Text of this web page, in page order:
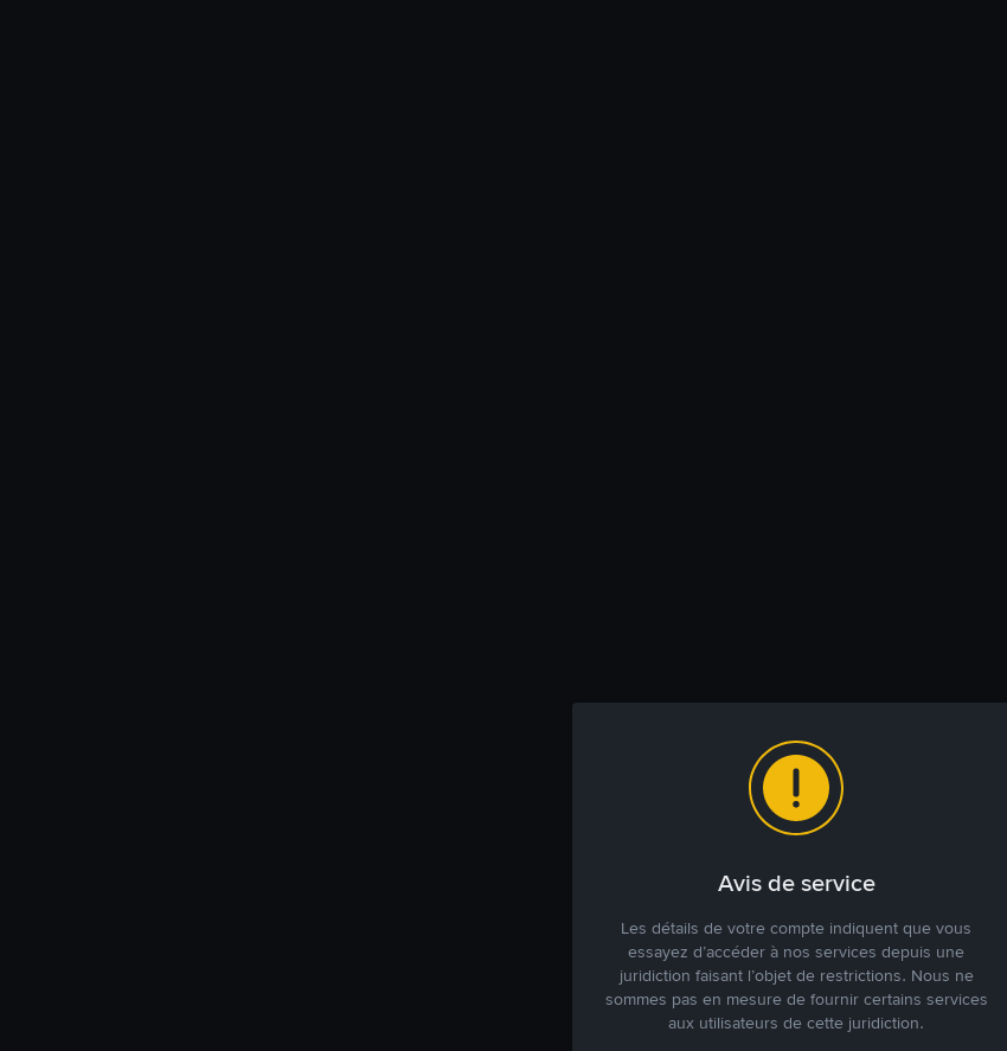
Avis de service
Les détails de votre compte indiquent que vous
essayez d’accéder à nos services depuis une
juridiction faisant l’objet de restrictions. Nous ne
sommes pas en mesure de fournir certains services
aux utilisateurs de cette juridiction.